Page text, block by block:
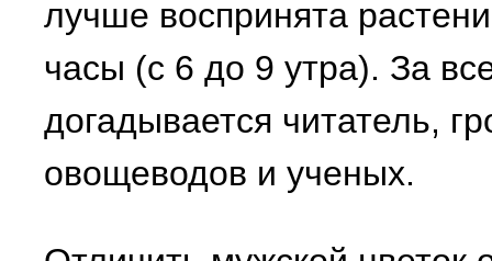
лучше воспринята
часы (с 6 до 9 утра). За
догадывается читатель,
овощеводов и ученых.